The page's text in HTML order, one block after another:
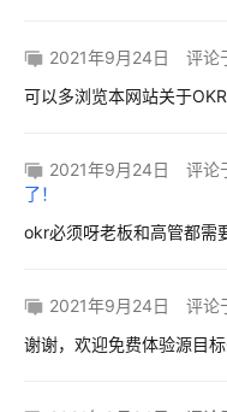
2021年9月24日 评论
可以多浏览本网站关于
2021年9月24日 评论
了！
okr必须呀老板和高管都需
2021年9月24日 评论
谢谢，欢迎免费体验源目